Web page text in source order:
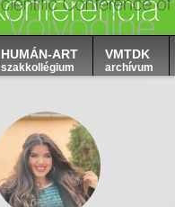
HUMÁN-ART
szakkollégium
VMTDK
archívum